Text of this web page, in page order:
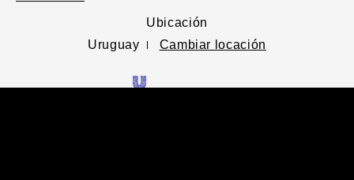
Ubicación
Uruguay
Cambiar locación